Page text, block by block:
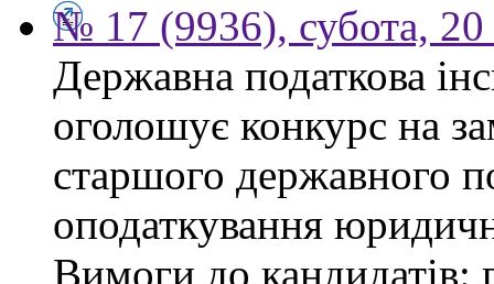
№ 17 (9936), субота,
Державна податкова
оголошує конкурс на
старшого державного
оподаткування
Вимоги до кандидатів: